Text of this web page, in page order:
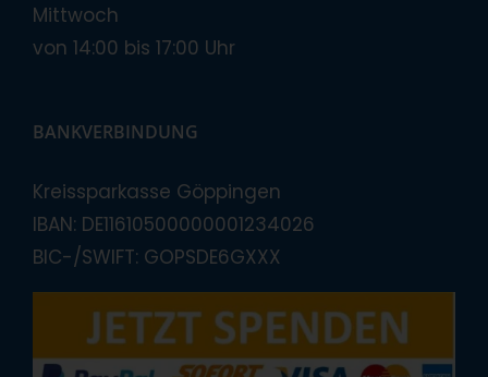
Mittwoch
von 14:00 bis 17:00 Uhr
BANKVERBINDUNG
Kreissparkasse Göppingen
IBAN: DE11610500000001234026
BIC-/SWIFT: GOPSDE6GXXX